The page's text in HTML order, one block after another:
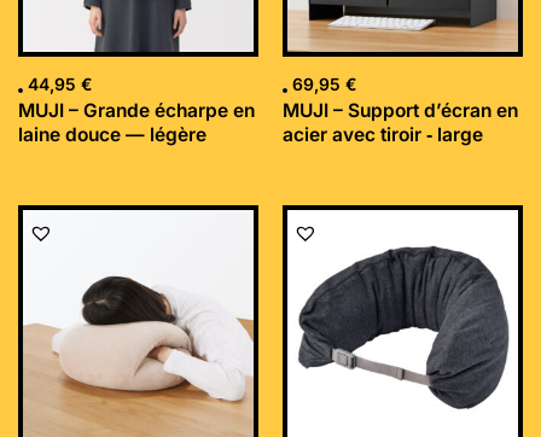
44,95 €
MUJI – Grande écharpe en
laine douce — légère
69,95 €
MUJI – Support d’écran en
acier avec tiroir ‐ large